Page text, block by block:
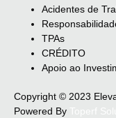
Acidentes de
TPAs
CRÉDITO
Apoio ao
Copyright © 2023
Powered By